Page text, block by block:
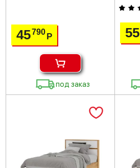
45790Р
под заказ
55